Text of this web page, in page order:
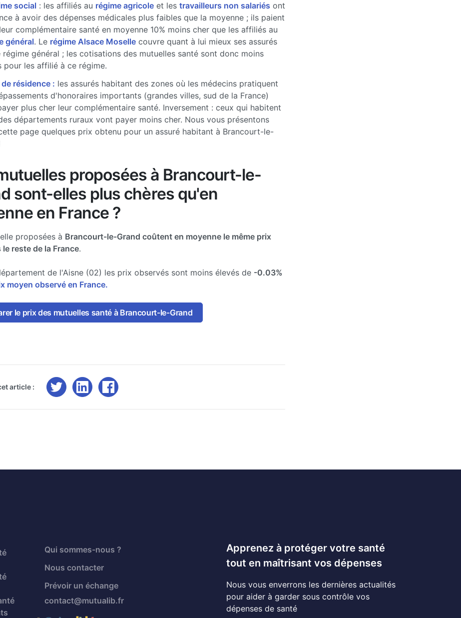
social : les affiliés au régime agricoleet les travailleurs non salariés ont
à avoir des dépenses médicales plus faibles que la moyenne ; ils paient
complémentaire santé en moyenne 10% moins cher que les affiliés au
général. Le régime Alsace Mosellecouvre quant à lui mieux ses assurés
régime général ; les cotisations des mutuelles santé sont donc moins
pour les affilié à ce régime.
de résidence : les assurés habitant des zones où les médecins pratiquent
d'honoraires importants (grandes villes, sud de la France)
plus cher leur complémentaire santé. Inversement : ceux qui habitent
départements ruraux vont payer moins cher. Nous vous présentons
page quelques prix obtenu pour un assuré habitant à Brancourt-le-
proposées à Brancourt-le-
sont-elles plus chères qu'en
en France ?
proposées à Brancourt-le-Grand coûtent en moyenne le même prix
reste de la France.
de l'Aisne (02) les prix observés sont moins élevés de -0.03%
moyen observé en France.
le prix des mutuelles santé à Brancourt-le-Grand
article :
Qui sommes-nous ?
Nous contacter
Prévoir un échange
contact@mutualib.fr
Apprenez à protéger votre santé
tout en maîtrisant vos dépenses
Nous vous enverrons les dernières actualités
pour aider à garder sous contrôle vos
dépenses de santé